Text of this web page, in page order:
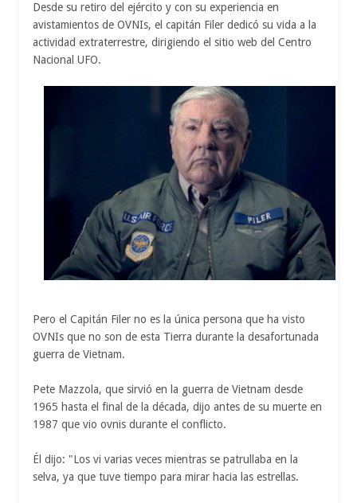
Desde su retiro del ejército y con su experiencia en
avistamientos de OVNIs, el capitán Filer dedicó su vida a la
actividad extraterrestre, dirigiendo el sitio web del Centro
Nacional UFO.
Pero el Capitán Filer no es la única persona que ha visto
OVNIs que no son de esta Tierra durante la desafortunada
guerra de Vietnam.
Pete Mazzola, que sirvió en la guerra de Vietnam desde
1965 hasta el final de la década, dijo antes de su muerte en
1987 que vio ovnis durante el conflicto.
Él dijo: "Los vi varias veces mientras se patrullaba en la
selva, ya que tuve tiempo para mirar hacia las estrellas.